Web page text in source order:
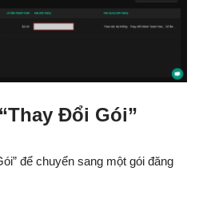
Đổi Gói”
để chuyển sang một gói đăng